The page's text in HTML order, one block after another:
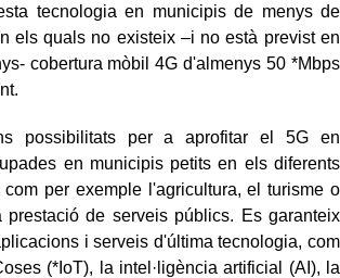
tecnologia en municipis de menys de
els quals no existeix –i no està previst en
cobertura mòbil 4G d'almenys 50 *Mbps
possibilitats per a aprofitar el 5G en
en municipis petits en els diferents
com per exemple l'agricultura, el turisme o
de serveis públics. Es garanteix
i serveis d'última tecnologia, com
(*IoT), la intel·ligència artificial (AI), la